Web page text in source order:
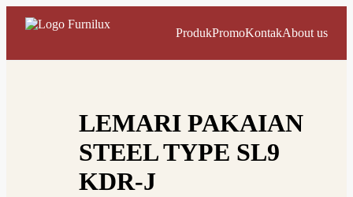
ProdukPromoKontakAbout us
LEMARI PAKAIAN
STEEL TYPE SL9
KDR-J